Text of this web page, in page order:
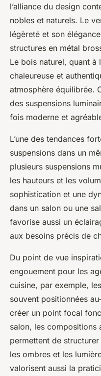
l’alliance du design
nobles et naturels. Le
légèreté et son
structures en métal
Le bois naturel, quant à
chaleureuse et
atmosphère équilibrée.
des suspensions
fois moderne et
L’une des tendances
suspensions dans un
plusieurs suspensions
les hauteurs et les
sophistication et une
dans un salon ou une
favorise aussi un
aux besoins précis de
Du point de vue
engouement pour les
cuisine, par exemple,
souvent positionnées
créer un point focal
salon, les compositions
permettent de
les ombres et les
valorisent aussi la